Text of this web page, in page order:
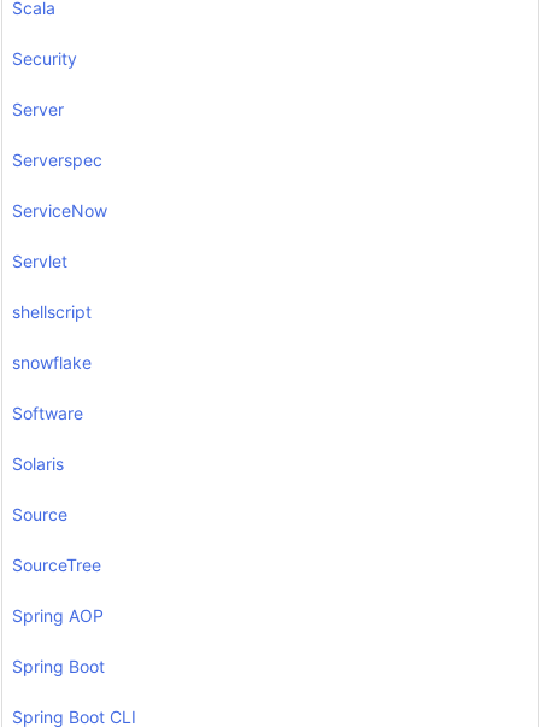
Scala
Security
Server
Serverspec
ServiceNow
Servlet
shellscript
snowflake
Software
Solaris
Source
SourceTree
Spring AOP
Spring Boot
Spring Boot CLI